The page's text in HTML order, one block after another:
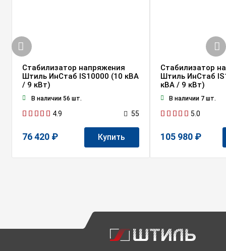
Стабилизатор напряжения
Штиль ИнСтаб IS10000 (10 кВА
/ 9 кВт)
В наличии 56 шт.
4.9 55
76 420 ₽ Купить
Стабилизатор
Штиль ИнСтаб
кВА / 9 кВт)
В наличии 7 шт.
5.0
105 980 ₽